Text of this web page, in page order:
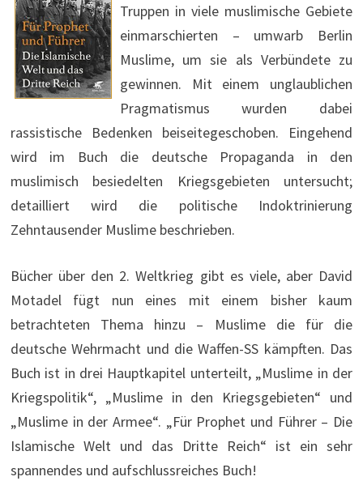
Truppen in viele muslimische Gebiete
einmarschierten – umwarb Berlin
Muslime, um sie als Verbündete zu
gewinnen. Mit einem unglaublichen
Pragmatismus wurden dabei
rassistische Bedenken beiseitegeschoben. Eingehend
wird im Buch die deutsche Propaganda in den
muslimisch besiedelten Kriegsgebieten untersucht;
detailliert wird die politische Indoktrinierung
Zehntausender Muslime beschrieben.
Bücher über den 2. Weltkrieg gibt es viele, aber David
Motadel fügt nun eines mit einem bisher kaum
betrachteten Thema hinzu – Muslime die für die
deutsche Wehrmacht und die Waffen-SS kämpften. Das
Buch ist in drei Hauptkapitel unterteilt, „Muslime in der
Kriegspolitik“, „Muslime in den Kriegsgebieten“ und
„Muslime in der Armee“. „Für Prophet und Führer – Die
Islamische Welt und das Dritte Reich“ ist ein sehr
spannendes und aufschlussreiches Buch!